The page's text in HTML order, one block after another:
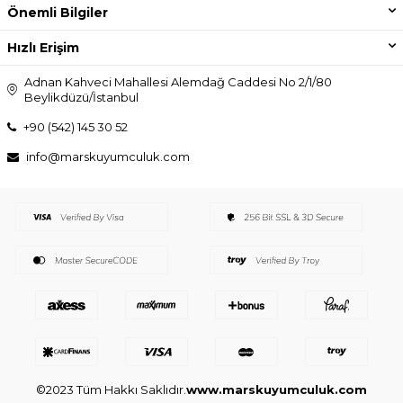
Önemli Bilgiler
Hızlı Erişim
Adnan Kahveci Mahallesi Alemdağ Caddesi No 2/1/80
Beylikdüzü/İstanbul
+90 (542) 145 30 52
info@marskuyumculuk.com
©2023 Tüm Hakkı Saklıdır.www.marskuyumculuk.com